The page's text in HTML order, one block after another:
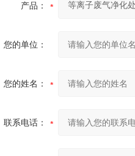
产品：
您的单位：
您的姓名：
联系电话：